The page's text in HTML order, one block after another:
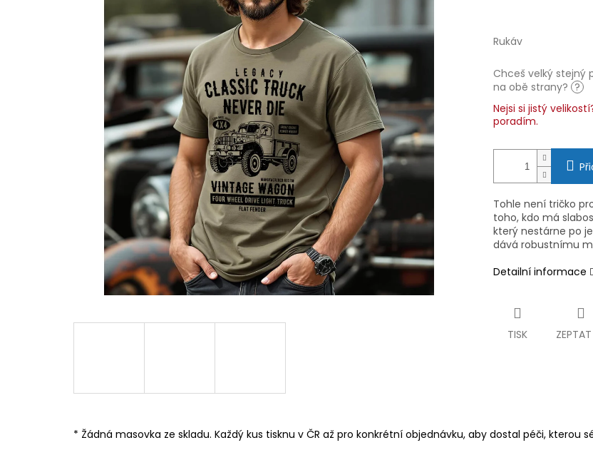
Rukáv
Chceš velký stejný
na obě strany? ?
Nejsi si jistý
poradím.
Tohle není tričko
toho, kdo má
který nestárne po
dává robustnímu
Detailní informace
TISK ZEPTAT
* Žádná masovka ze skladu. Každý kus tisknu v ČR až pro konkrétní objednávku, aby dostal péči, kterou